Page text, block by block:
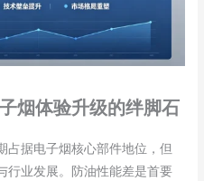
烟体验升级的绊脚石
占据电子烟核心部件地位，但
行业发展。防油性能差是首要